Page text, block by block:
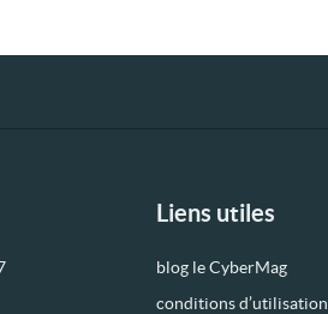
Liens utiles
blog le CyberMag
conditions d’utilisation